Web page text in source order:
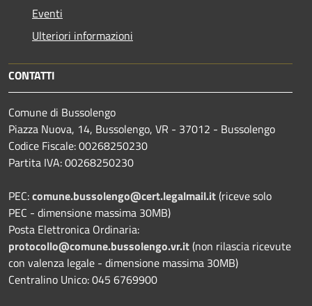
Eventi
Ulteriori informazioni
CONTATTI
Comune di Bussolengo
Piazza Nuova, 14, Bussolengo, VR - 37012 - Bussolengo
Codice Fiscale: 00268250230
Partita IVA: 00268250230
PEC:comune.bussolengo@cert.legalmail.it(riceve solo
PEC - dimensione massima 30MB)
Posta Elettronica Ordinaria:
protocollo@comune.bussolengo.vr.it(non rilascia ricevute
con valenza legale - dimensione massima 30MB)
Centralino Unico: 045 6769900